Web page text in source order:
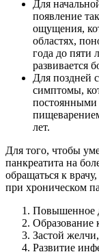
Для
появление
ощущения,
областях,
года до пяти
развивается
Для поздней
симптомы,
постоянными
лет.
Для того, чтобы
панкреатита на
обращаться к
при хроническом
Повышенное
Образование
Застой
Развитие